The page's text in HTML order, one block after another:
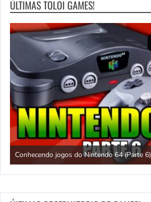
ÚLTIMAS TOLOI GAMES!
Conhecendo jogos do Nintendo 64 (Parte 6)